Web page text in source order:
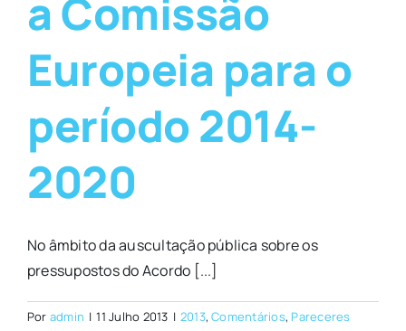
a Comissão
Europeia para o
período 2014-
2020
No âmbito da auscultação pública sobre os
pressupostos do Acordo [...]
Por admin | 11 Julho 2013 | 2013,Comentários, Pareceres